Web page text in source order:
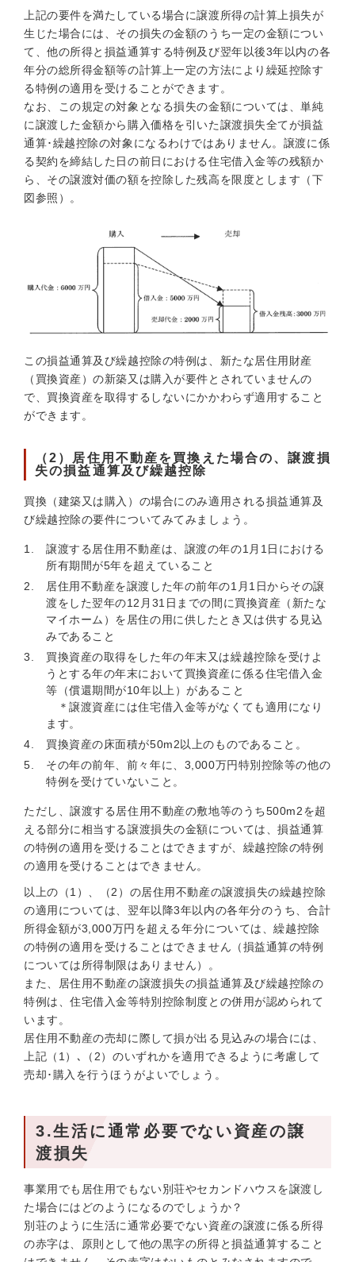
上記の要件を満たしている場合に譲渡所得の計算上損失が
生じた場合には、その損失の金額のうち一定の金額につい
て、他の所得と損益通算する特例及び翌年以後3年以内の各
年分の総所得金額等の計算上一定の方法により繰延控除す
る特例の適用を受けることができます。
なお、この規定の対象となる損失の金額については、単純
に譲渡した金額から購入価格を引いた譲渡損失全てが損益
通算･繰越控除の対象になるわけではありません。譲渡に係
る契約を締結した日の前日における住宅借入金等の残額か
ら、その譲渡対価の額を控除した残高を限度とします（下
図参照）。
この損益通算及び繰越控除の特例は、新たな居住用財産
（買換資産）の新築又は購入が要件とされていませんの
で、買換資産を取得するしないにかかわらず適用すること
ができます。
（2）居住用不動産を買換えた場合の、譲渡損
失の損益通算及び繰越控除
買換（建築又は購入）の場合にのみ適用される損益通算及
び繰越控除の要件についてみてみましょう。
譲渡する居住用不動産は、譲渡の年の1月1日における
所有期間が5年を超えていること
居住用不動産を譲渡した年の前年の1月1日からその譲
渡をした翌年の12月31日までの間に買換資産（新たな
マイホーム）を居住の用に供したとき又は供する見込
みであること
買換資産の取得をした年の年末又は繰越控除を受けよ
うとする年の年末において買換資産に係る住宅借入金
等（償還期間が10年以上）があること
＊譲渡資産には住宅借入金等がなくても適用になり
ます。
買換資産の床面積が50m2以上のものであること。
その年の前年、前々年に、3,000万円特別控除等の他の
特例を受けていないこと。
ただし、譲渡する居住用不動産の敷地等のうち500m2を超
える部分に相当する譲渡損失の金額については、損益通算
の特例の適用を受けることはできますが、繰越控除の特例
の適用を受けることはできません。
以上の（1）、（2）の居住用不動産の譲渡損失の繰越控除
の適用については、翌年以降3年以内の各年分のうち、合計
所得金額が3,000万円を超える年分については、繰越控除
の特例の適用を受けることはできません（損益通算の特例
については所得制限はありません）。
また、居住用不動産の譲渡損失の損益通算及び繰越控除の
特例は、住宅借入金等特別控除制度との併用が認められて
います。
居住用不動産の売却に際して損が出る見込みの場合には、
上記（1）､（2）のいずれかを適用できるように考慮して
売却･購入を行うほうがよいでしょう。
3.生活に通常必要でない資産の譲
渡損失
事業用でも居住用でもない別荘やセカンドハウスを譲渡し
た場合にはどのようになるのでしょうか？
別荘のように生活に通常必要でない資産の譲渡に係る所得
の赤字は、原則として他の黒字の所得と損益通算すること